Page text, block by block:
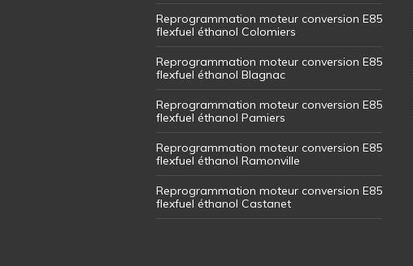
Reprogrammation moteur conversion E85
flexfuel éthanol Colomiers
Reprogrammation moteur conversion E85
flexfuel éthanol Blagnac
Reprogrammation moteur conversion E85
flexfuel éthanol Pamiers
Reprogrammation moteur conversion E85
flexfuel éthanol Ramonville
Reprogrammation moteur conversion E85
flexfuel éthanol Castanet